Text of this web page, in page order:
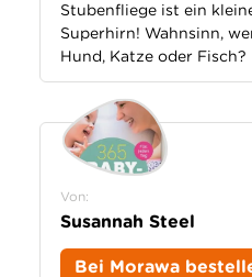
Stubenfliege ist ein
Superhirn! Wahnsinn,
Hund, Katze oder Fisch?
Von:
Susannah Steel
Bei Morawa